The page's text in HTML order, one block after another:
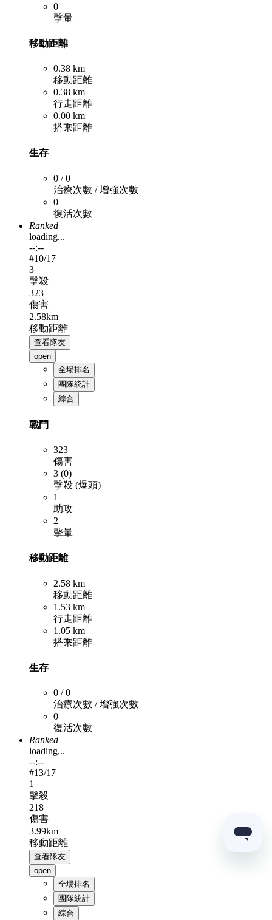
0
擊暈
移動距離
0.38 km
移動距離
0.38 km
行走距離
0.00 km
搭乘距離
生存
0 / 0
治療次數 / 增強次數
0
復活次數
Ranked
loading...
--:--
#10/17
3
擊殺
323
傷害
2.58km
移動距離
查看隊友
open
全場排名
團隊統計
綜合
戰鬥
323
傷害
3 (0)
擊殺 (爆頭)
1
助攻
2
擊暈
移動距離
2.58 km
移動距離
1.53 km
行走距離
1.05 km
搭乘距離
生存
0 / 0
治療次數 / 增強次數
0
復活次數
Ranked
loading...
--:--
#13/17
1
擊殺
218
傷害
3.99km
移動距離
查看隊友
open
全場排名
團隊統計
綜合